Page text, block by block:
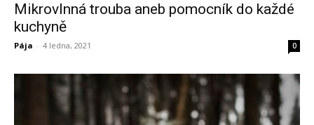
Mikrovlnná trouba aneb pomocník do každé
kuchyně
Pája - 4 ledna, 2021 0